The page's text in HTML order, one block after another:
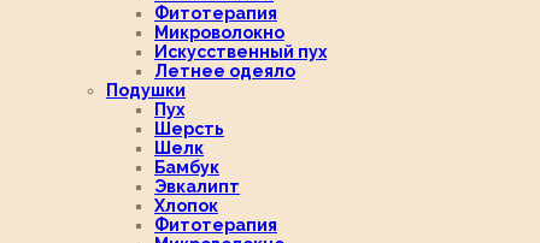
Фитотерапия
Микроволокно
Искусственный пух
Летнее одеяло
Подушки
Пух
Шерсть
Шелк
Бамбук
Эвкалипт
Хлопок
Фитотерапия